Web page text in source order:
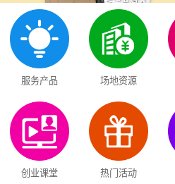
服务产品 场地资源
创业课堂 热门活动